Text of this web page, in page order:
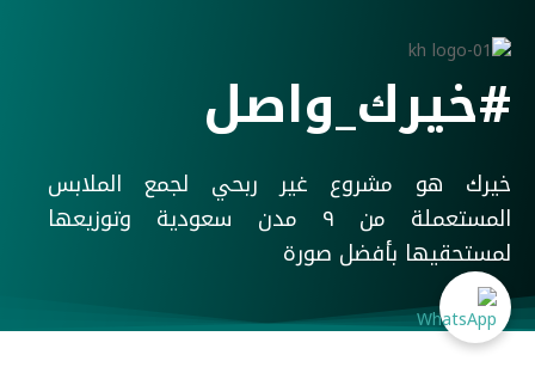
#خيرك_واصل
خيرك هو مشروع غير ربحي لجمع الملابس
المستعملة من ٩ مدن سعودية وتوزيعها
لمستحقيها بأفضل صورة